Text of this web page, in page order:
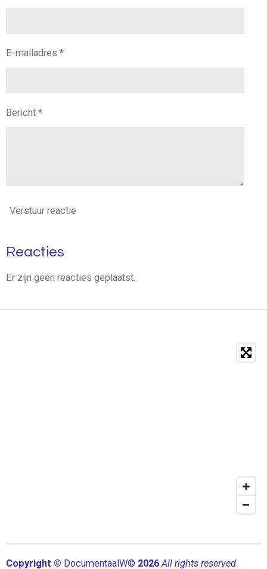
E-mailadres *
Bericht *
Verstuur reactie
Reacties
Er zijn geen reacties geplaatst.
Copyright © Documentaal W© 2026All rights reserved